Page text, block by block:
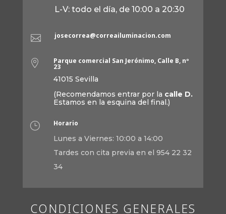
L-V: todo el día, de 10:00 a 20:30
 josecorrea@correailuminacion.com
 Parque comercial San Jerónimo, Calle B, nº
23
41015 Sevilla
(Recomendamos entrar por la calle D.
Estamos en la esquina del final.)
} Horario
Lunes a Viernes: 10:00 a 14:00
Tardes con cita previa en el 954 22 32
34
CONDICIONES GENERALES